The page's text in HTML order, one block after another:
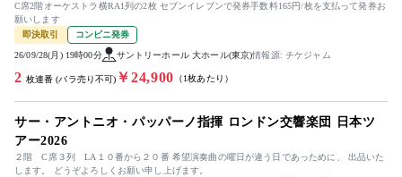
C席2階オーケストラ横RA1列の2枚 セブンイレブンで発券手数料165円/枚を支払って発券お
願いします
即決取引
コンビニ発券
26/09/28(月) 19時00分 サントリーホール 大ホール(東京)情報源: チケジャム
2 枚連番 (バラ売り不可) ￥24,900 （1枚あたり）
サー・アントニオ・パッパーノ指揮 ロンドン交響楽団 日本ツ
アー2026
２階 C席３列 LA１０番から２０番 希望演奏曲の曜日が違う日であっために、 出品いた
します。 どうぞよろしくお願い申し上げます。